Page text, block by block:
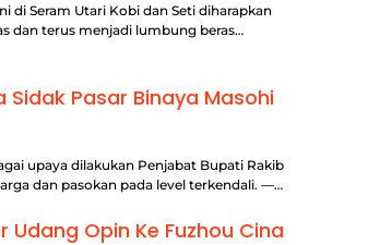
di Seram Utari Kobi dan Seti diharapkan
dan terus menjadi lumbung beras…
Sidak Pasar Binaya Masohi
upaya dilakukan Penjabat Bupati Rakib
dan pasokan pada level terkendali. —…
Udang Opin Ke Fuzhou Cina